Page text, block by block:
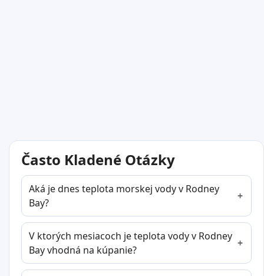
Často Kladené Otázky
Aká je dnes teplota morskej vody v Rodney
Bay?
V ktorých mesiacoch je teplota vody v Rodney
Bay vhodná na kúpanie?